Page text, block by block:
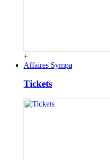
+
Affaires Sympa
Tickets